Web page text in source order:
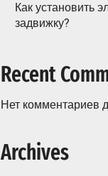
Как установить
задвижку?
Recent
Нет комментариев
Archives